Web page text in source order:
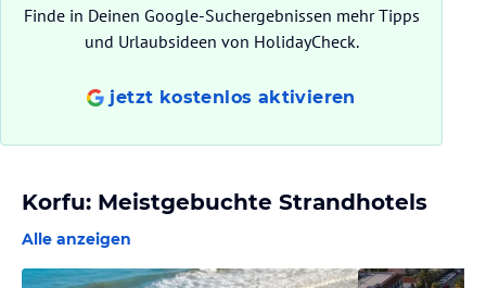
Finde in Deinen Google-Suchergebnissen mehr Tipps
und Urlaubsideen von HolidayCheck.
jetzt kostenlos aktivieren
Korfu: Meistgebuchte Strandhotels
Alle anzeigen